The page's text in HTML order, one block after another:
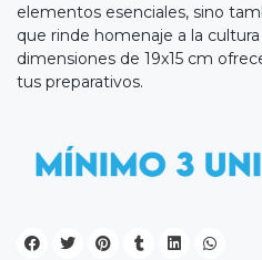
elementos esenciales, sino
que rinde homenaje a la
dimensiones de 19x15 cm
tus preparativos.